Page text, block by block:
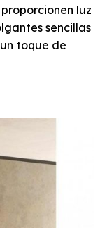
luz
sencillas
toque de